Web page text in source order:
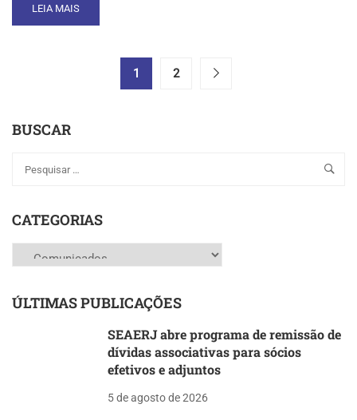
READ
MORE
FEIRA,
13
LEIA MAIS
1 2
BUSCAR
CATEGORIAS
Categorias
ÚLTIMAS PUBLICAÇÕES
SEAERJ abre programa de remissão de
dívidas associativas para sócios
efetivos e adjuntos
5 de agosto de 2026